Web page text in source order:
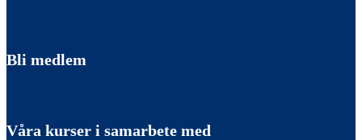
Bli medlem
Våra kurser i samarbete med